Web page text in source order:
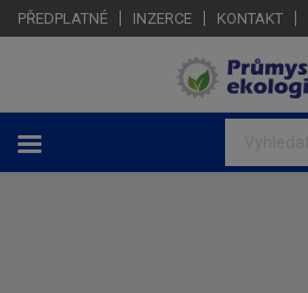
PŘEDPLATNÉ INZERCE KONTAKT